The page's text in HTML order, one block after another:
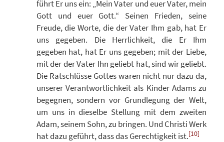
führt Er uns ein: „Mein Vater und euer Vater, mein
Gott und euer Gott.“ Seinen Frieden, seine
Freude, die Worte, die der Vater Ihm gab, hat Er
uns gegeben. Die Herrlichkeit, die Er Ihm
gegeben hat, hat Er uns gegeben; mit der Liebe,
mit der der Vater Ihn geliebt hat, sind wir geliebt.
Die Ratschlüsse Gottes waren nicht nur dazu da,
unserer Verantwortlichkeit als Kinder Adams zu
begegnen, sondern vor Grundlegung der Welt,
um uns in dieselbe Stellung mit dem zweiten
Adam, seinem Sohn, zu bringen. Und Christi Werk
hat dazu geführt, dass das Gerechtigkeit ist.[10]